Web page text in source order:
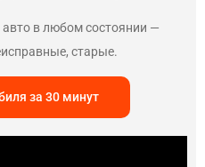
в любом состоянии —
старые.
за 30 минут